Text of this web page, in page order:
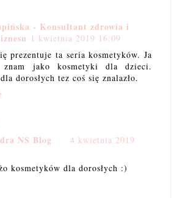
- Konsultant zdrowia i
1 kwietnia 2019 16:09
prezentuje ta seria kosmetyków. Ja
jako kosmetyki dla dzieci.
dorosłych tez coś się znalazło.
NS Blog
4 kwietnia 2019
kosmetyków dla dorosłych :)